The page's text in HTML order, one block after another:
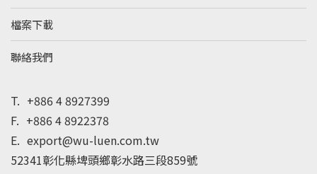
T. +886 4 8927399
F. +886 4 8922378
E. export@wu-luen.com.tw
52341彰化縣埤頭鄉彰水路三段859號
檔案下載
聯絡我們